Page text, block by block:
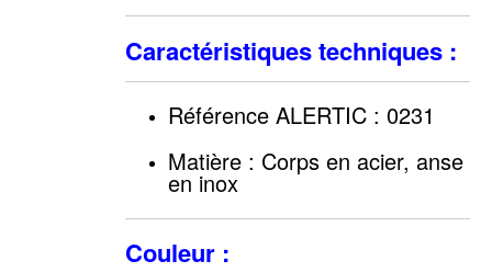
Caractéristiques techniques :
Référence ALERTIC : 0231
Matière : Corps en acier, anse
en inox
Couleur :